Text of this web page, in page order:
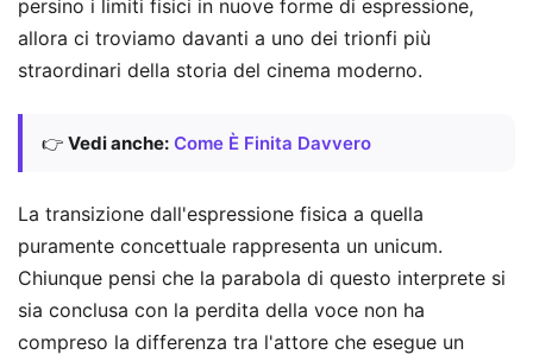
persino i limiti fisici in nuove forme di espressione,
allora ci troviamo davanti a uno dei trionfi più
straordinari della storia del cinema moderno.
👉 Vedi anche: Come È Finita Davvero
La transizione dall'espressione fisica a quella
puramente concettuale rappresenta un unicum.
Chiunque pensi che la parabola di questo interprete si
sia conclusa con la perdita della voce non ha
compreso la differenza tra l'attore che esegue un